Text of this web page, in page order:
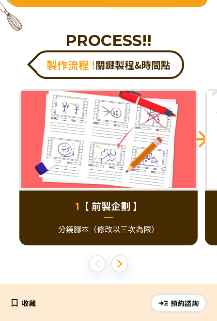
PROCESS!!
製作流程 !關鍵製程&時間點
1 【 前製企劃 】
分鏡腳本（修改以三次為限）
收藏 預約諮詢